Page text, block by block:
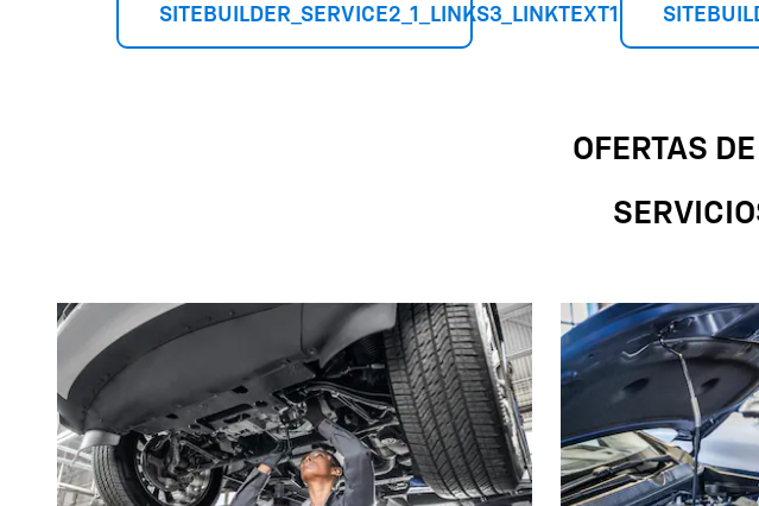
SITEBUILDER_SERVICE2_1_LINKS3_LINKTEXT1
OFERTAS